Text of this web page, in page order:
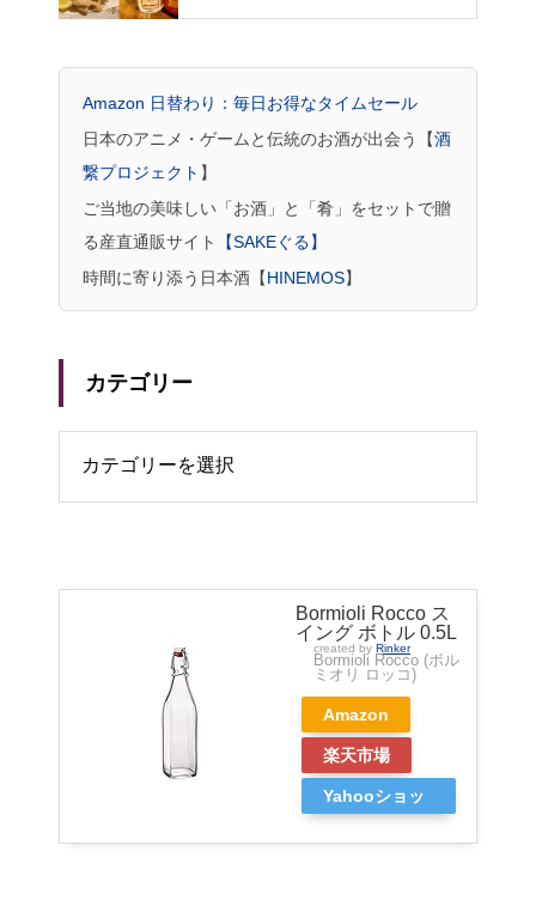
島県尾道市）
Amazon 日替わり：毎日お得なタイムセール
日本のアニメ・ゲームと伝統のお酒が出会う【酒
繋プロジェクト 】
ご当地の美味しい「お酒」と「肴」をセットで贈
る産直通販サイト
【SAKEぐる】
時間に寄り添う日本酒【HINEMOS】
カテゴリー
Bormioli Rocco ス
イング ボトル 0.5L
created by Rinker
Bormioli Rocco (ボル
ミオリ ロッコ)
Amazon
楽天市場
Yahooショッ